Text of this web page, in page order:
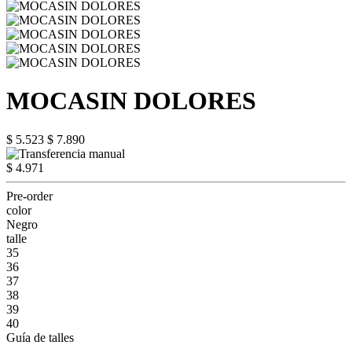
MOCASIN DOLORES
$ 5.523 $ 7.890
$ 4.971
Pre-order
color
Negro
talle
35
36
37
38
39
40
Guía de talles